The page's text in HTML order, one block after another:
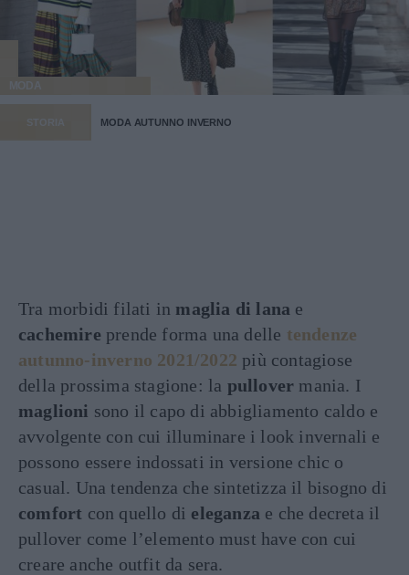
MODA
STORIA MODA AUTUNNO INVERNO
Tra morbidi filati in maglia di lana e
cachemire prende forma una delle tendenze
autunno-inverno 2021/2022 più contagiose
della prossima stagione: la pullover mania. I
maglioni sono il capo di abbigliamento caldo e
avvolgente con cui illuminare i look invernali e
possono essere indossati in versione chic o
casual. Una tendenza che sintetizza il bisogno di
comfort con quello di eleganza e che decreta il
pullover come l’elemento must have con cui
creare anche outfit da sera.